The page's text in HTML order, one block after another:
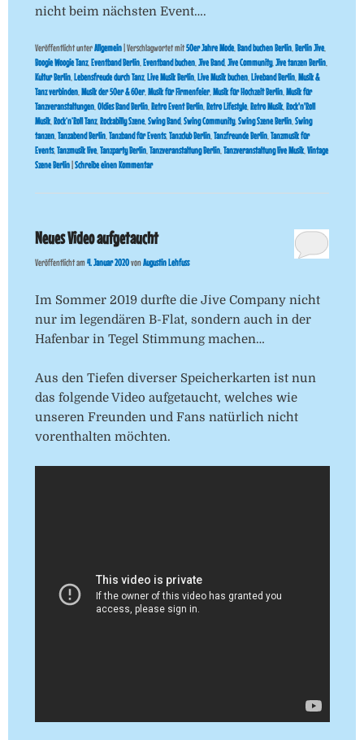
nicht beim nächsten Event….
Veröffentlicht unterAllgemein Verschlagwortet mit50er Jahre Mode,Band buchen Berlin,Berlin Jive,
Boogie Woogie Tanz, Eventband Berlin, Eventband buchen,Jive Band,Jive Community,Jive tanzen Berlin,
Kultur Berlin, Lebensfreude durch Tanz, Live Musik Berlin, Live Musik buchen, Liveband Berlin,Musik &
Tanz verbinden,Musik der 50er & 60er,Musik für Firmenfeier,Musik für Hochzeit Berlin,Musik für
Tanzveranstaltungen,Oldies Band Berlin,Retro Event Berlin,Retro Lifestyle,Retro Musik,Rock'n'Roll
Musik,Rock’n’Roll Tanz,Rockabilly Szene,Swing Band,Swing Community,Swing Szene Berlin,Swing
tanzen,Tanzabend Berlin,Tanzband für Events,Tanzclub Berlin,Tanzfreunde Berlin,Tanzmusik für
Events,Tanzmusik live,Tanzparty Berlin,Tanzveranstaltung Berlin,Tanzveranstaltung live Musik,Vintage
Szene Berlin Schreibe einen Kommentar
Neues Video aufgetaucht
Veröffentlicht am4. Januar 2020vonAugustin Lehfuss
Im Sommer 2019 durfte die Jive Company nicht
nur im legendären B-Flat, sondern auch in der
Hafenbar in Tegel Stimmung machen…
Aus den Tiefen diverser Speicherkarten ist nun
das folgende Video aufgetaucht, welches wie
unseren Freunden und Fans natürlich nicht
vorenthalten möchten.